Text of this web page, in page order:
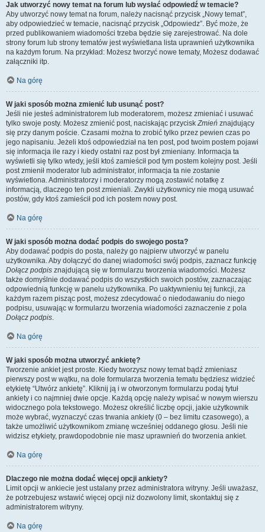
Jak utworzyć nowy temat na forum lub wysłać odpowiedź w temacie?
Aby utworzyć nowy temat na forum, należy nacisnąć przycisk „Nowy temat”,
aby odpowiedzieć w temacie, nacisnąć przycisk „Odpowiedz”. Być może, że
przed publikowaniem wiadomości trzeba będzie się zarejestrować. Na dole
strony forum lub strony tematów jest wyświetlana lista uprawnień użytkownika
na każdym forum. Na przykład: Możesz tworzyć nowe tematy, Możesz dodawać
załączniki itp.
Na górę
W jaki sposób można zmienić lub usunąć post?
Jeśli nie jesteś administratorem lub moderatorem, możesz zmieniać i usuwać
tylko swoje posty. Możesz zmienić post, naciskając przyciskZmień znajdujący
się przy danym poście. Czasami można to zrobić tylko przez pewien czas po
jego napisaniu. Jeżeli ktoś odpowiedział na ten post, pod twoim postem pojawi
się informacja ile razy i kiedy ostatni raz post był zmieniany. Informacja ta
wyświetli się tylko wtedy, jeśli ktoś zamieścił pod tym postem kolejny post. Jeśli
post zmienił moderator lub administrator, informacja ta nie zostanie
wyświetlona. Administratorzy i moderatorzy mogą zostawić notatkę z
informacją, dlaczego ten post zmieniali. Zwykli użytkownicy nie mogą usuwać
postów, gdy ktoś zamieścił pod ich postem nowy post.
Na górę
W jaki sposób można dodać podpis do swojego posta?
Aby dodawać podpis do posta, należy go najpierw utworzyć w panelu
użytkownika. Aby dołączyć do danej wiadomości swój podpis, zaznacz funkcję
Dołącz podpis znajdującą się w formularzu tworzenia wiadomości. Możesz
także domyślnie dodawać podpis do wszystkich swoich postów, zaznaczając
odpowiednią funkcję w panelu użytkownika. Po uaktywnieniu tej funkcji, za
każdym razem pisząc post, możesz zdecydować o niedodawaniu do niego
podpisu, usuwając w formularzu tworzenia wiadomości zaznaczenie z pola
Dołącz podpis.
Na górę
W jaki sposób można utworzyć ankietę?
Tworzenie ankiet jest proste. Kiedy tworzysz nowy temat bądź zmieniasz
pierwszy post w wątku, na dole formularza tworzenia tematu będziesz widzieć
etykietę “Utwórz ankietę”. Kliknij ją i w otworzonym formularzu podaj tytuł
ankiety i co najmniej dwie opcje. Każdą opcję należy wpisać w nowym wierszu
widocznego pola tekstowego. Możesz określić liczbę opcji, jakie użytkownik
może wybrać, wyznaczyć czas trwania ankiety (0 – bez limitu czasowego), a
także umożliwić użytkownikom zmianę wcześniej oddanego głosu. Jeśli nie
widzisz etykiety, prawdopodobnie nie masz uprawnień do tworzenia ankiet.
Na górę
Dlaczego nie można dodać więcej opcji ankiety?
Limit opcji w ankiecie jest ustalany przez administratora witryny. Jeśli uważasz,
że potrzebujesz wstawić więcej opcji niż dozwolony limit, skontaktuj się z
administratorem witryny.
Na górę